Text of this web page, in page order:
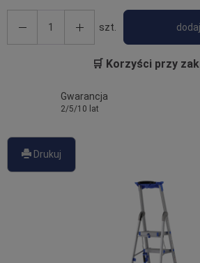
szt.
🛒 Korzyści przy
Gwarancja
2/5/10 lat
Drukuj